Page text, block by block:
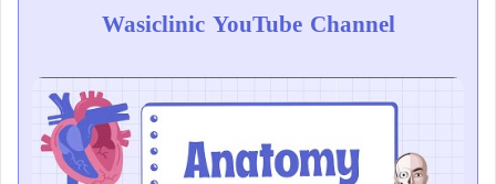
Wasiclinic YouTube Channel